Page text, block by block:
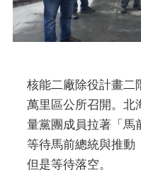
核能二廠除役計畫二
萬里區公所召開。北
量黨團成員拉著「馬
等待馬前總統與推動
但是等待落空。